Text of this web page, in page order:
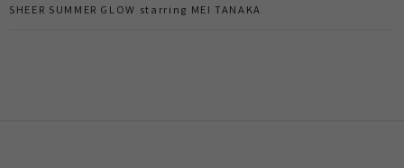
SHEER SUMMER GLOW starring MEI TANAKA